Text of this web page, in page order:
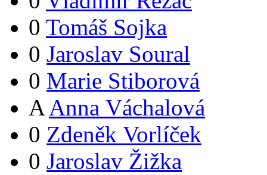
0 Tomáš Sojka
0 Jaroslav Soural
0 Marie Stiborová
A Anna Váchalová
0 Zdeněk Vorlíček
0 Jaroslav Žižka